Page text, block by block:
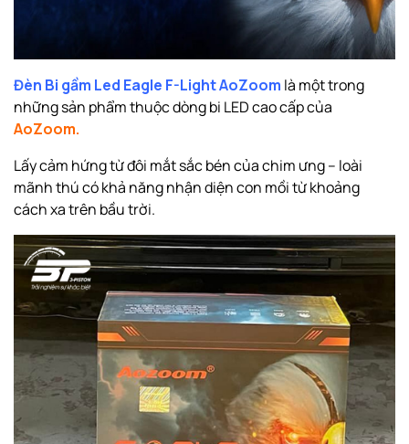
Đèn Bi gầm Led Eagle F-Light AoZoom là một trong
những sản phẩm thuộc dòng bi LED cao cấp của
AoZoom.
Lấy cảm hứng từ đôi mắt sắc bén của chim ưng – loài
mãnh thú có khả năng nhận diện con mồi từ khoảng
cách xa trên bầu trời.